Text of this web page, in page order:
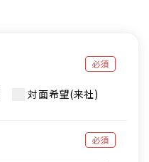
必須
対面希望(来社)
必須